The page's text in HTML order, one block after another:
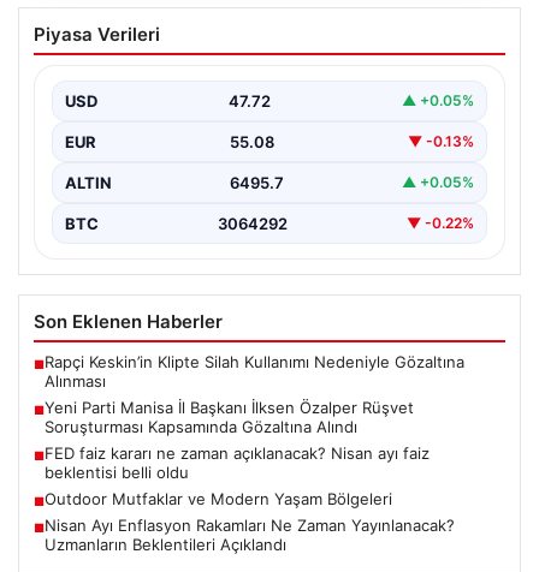
Yeni Parti Manisa İl Başkanı İlksen
Özalper Rüşvet Soruşturması
Manisa'da devam eden rüşvet soruşturması önemli bir
Piyasa Verileri
USD 47.72 ▲ +0.05%
EUR 55.08 ▼ -0.13%
ALTIN 6495.7 ▲ +0.05%
BTC 3064292 ▼ -0.22%
Son Eklenen Haberler
■Rapçi Keskin’in Klipte Silah Kullanımı Nedeniyle Gözaltına
Alınması
■Yeni Parti Manisa İl Başkanı İlksen Özalper Rüşvet
Soruşturması Kapsamında Gözaltına Alındı
■FED faiz kararı ne zaman açıklanacak? Nisan ayı faiz
beklentisi belli oldu
■Outdoor Mutfaklar ve Modern Yaşam Bölgeleri
■Nisan Ayı Enflasyon Rakamları Ne Zaman Yayınlanacak?
Uzmanların Beklentileri Açıklandı